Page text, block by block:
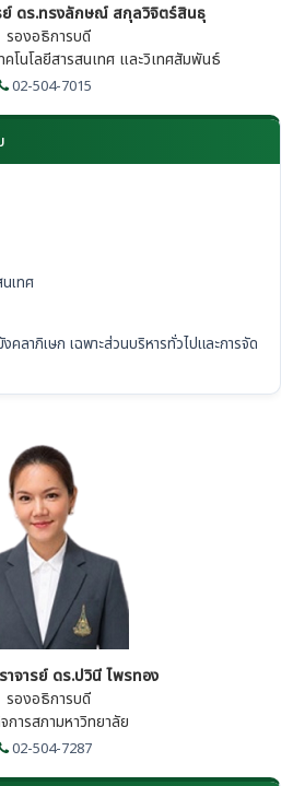
ย์ ดร.ทรงลักษณ์ สกุลวิจิตร์สินธุ
รองอธิการบดี
โนโลยีสารสนเทศ และวิเทศสัมพันธ์
02-504-7015
เทศ
คลาภิเษก เฉพาะส่วนบริหารทั่วไปและการจัด
าจารย์ ดร.ปวินี ไพรทอง
รองอธิการบดี
การสภามหาวิทยาลัย
02-504-7287